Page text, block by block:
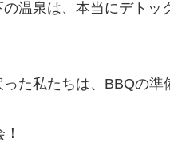
温泉は、本当にデトッ
た私たちは、BBQの準